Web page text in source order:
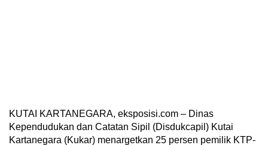
KUTAI KARTANEGARA, eksposisi.com – Dinas
Kependudukan dan Catatan Sipil (Disdukcapil) Kutai
Kartanegara (Kukar) menargetkan 25 persen pemilik KTP-